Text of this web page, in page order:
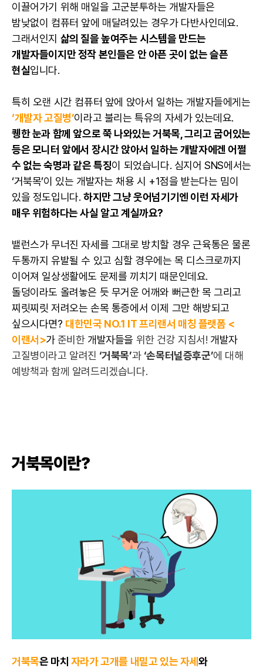
이끌어가기 위해 매일을 고군분투하는 개발자들은
밤낮없이 컴퓨터 앞에 매달려있는 경우가 다반사인데요.
그래서인지 삶의 질을 높여주는 시스템을 만드는
개발자들이지만 정작 본인들은 안 아픈 곳이 없는 슬픈
현실입니다.
특히 오랜 시간 컴퓨터 앞에 앉아서 일하는 개발자들에게는
‘개발자고질병’이라고 불리는 특유의 자세가 있는데요.
퀭한 눈과 함께 앞으로 쭉 나와있는 거북목, 그리고 굽어있는
등은 모니터 앞에서 장시간 앉아서 일하는개발자에겐 어쩔
수 없는 숙명과 같은 특징이 되었습니다. 심지어 SNS에서는
‘거북목’이 있는 개발자는 채용 시 +1점을 받는다는 밈이
있을 정도입니다. 하지만 그냥 웃어넘기기엔 이런 자세가
매우 위험하다는 사실 알고 계실까요?
밸런스가 무너진 자세를 그대로 방치할 경우 근육통은 물론
두통까지 유발될 수 있고 심할 경우에는 목 디스크로까지
이어져 일상생활에도 문제를 끼치기 때문인데요.
돌덩이라도 올려놓은 듯 무거운 어깨와 뻐근한 목 그리고
찌릿찌릿 저려오는 손목 통증에서 이제 그만 해방되고
싶으시다면? 대한민국 NO.1 IT 프리랜서 매칭 플랫폼 <
이랜서>가준비한 개발자들을 위한 건강 지침서! 개발자
고질병이라고 알려진 ‘거북목’과‘손목터널증후군’에 대해
예방책과 함께 알려드리겠습니다.
거북목이란?
거북목은 마치 자라가 고개를 내밀고 있는 자세와